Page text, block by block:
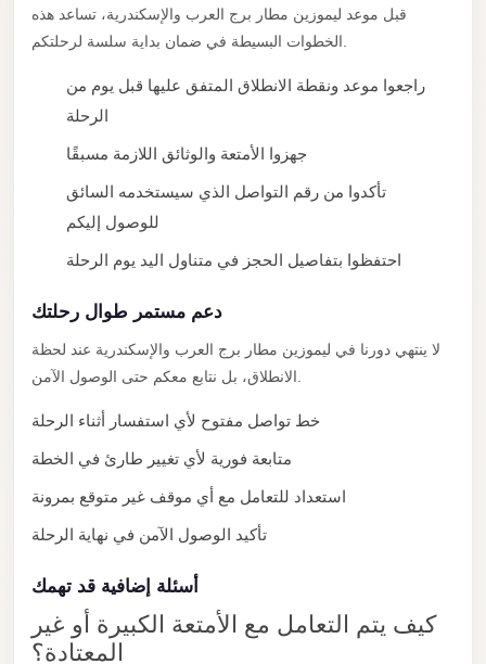
قبل موعد ليموزين مطار برج العرب والإسكندرية، تساعد هذه
راجعوا موعد ونقطة الانطلاق المتفق عليها قبل يوم من
الرحلة
جهزوا الأمتعة والوثائق اللازمة مسبقًا
تأكدوا من رقم التواصل الذي سيستخدمه السائق
للوصول إليكم
احتفظوا بتفاصيل الحجز في متناول اليد يوم الرحلة
دعم مستمر طوال رحلتك
لا ينتهي دورنا في ليموزين مطار برج العرب والإسكندرية عند لحظة
خط تواصل مفتوح لأي استفسار أثناء الرحلة
متابعة فورية لأي تغيير طارئ في الخطة
استعداد للتعامل مع أي موقف غير متوقع بمرونة
تأكيد الوصول الآمن في نهاية الرحلة
أسئلة إضافية قد تهمك
كيف يتم التعامل مع الأمتعة الكبيرة أو غير
المعتادة؟
Taxi
New
Limousine
Limousine
Administrative
Capital
Transfer
Administrative
Capital
Limousine
Nasr
Taxi
Nasr